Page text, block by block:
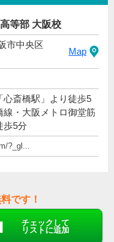
等部 大阪校
市中央区
Map
心斎橋駅」より徒歩5
・大阪メトロ御堂筋
歩5分
?_gl...
です！
チェックして
リストに追加